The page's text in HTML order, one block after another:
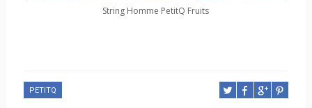
String Homme PetitQ Fruits
PETITQ